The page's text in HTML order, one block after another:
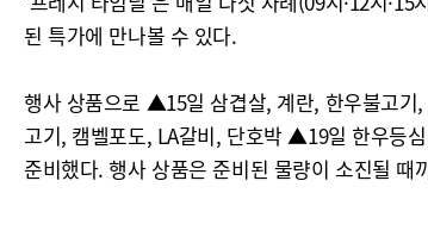
된 특가에 만나볼 수 있다.
행사 상품으로 ▲15일 삼겹살, 계란, 한우불고
고기, 캠벨포도, LA갈비, 단호박 ▲19일 한우등
준비했다. 행사 상품은 준비된 물량이 소진될 때